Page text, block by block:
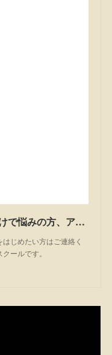
永田ドッグスクール | 犬のしつけで悩みの方、アジリティーを始めたい方は一度ご相談ください。私たちは茨城県笠間市のドッグスクールです。
じめたい方はご連絡く
ールです。